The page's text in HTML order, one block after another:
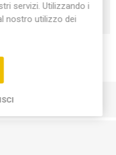
servizi. Utilizzando i
nostro utilizzo dei